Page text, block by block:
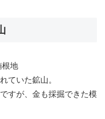
根地
ていた鉱山。
すが、金も採掘できた模